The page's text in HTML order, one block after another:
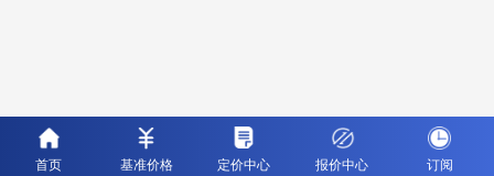
首页 基准价格 定价中心 报价中心 订阅